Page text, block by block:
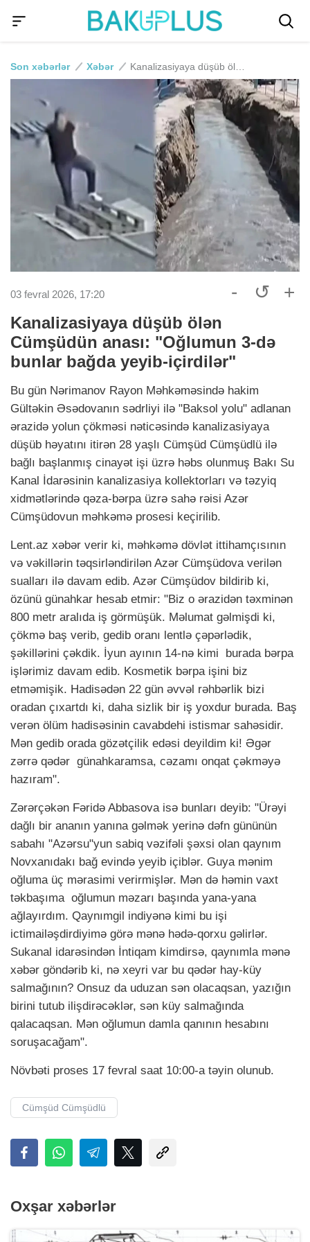
Son xəbərlər Xəbər
03 fevral 2026, 17:20 - ↺ +
Kanalizasiyaya düşüb ölən
Cümşüdün anası: "Oğlumun 3-də
bunlar bağda yeyib-içirdilər"
Bu gün Nərimanov Rayon Məhkəməsində hakim
Gültəkin Əsədovanın sədrliyi ilə "Baksol yolu" adlanan
ərazidə yolun çökməsi nəticəsində kanalizasiyaya
düşüb həyatını itirən 28 yaşlı Cümşüd Cümşüdlü ilə
bağlı başlanmış cinayət işi üzrə həbs olunmuş Bakı Su
Kanal İdarəsinin kanalizasiya kollektorları və təzyiq
xidmətlərində qəza-bərpa üzrə sahə rəisi Azər
Cümşüdovun məhkəmə prosesi keçirilib.
Lent.az xəbər verir ki, məhkəmə dövlət ittihamçısının
və vəkillərin təqsirləndirilən Azər Cümşüdova verilən
sualları ilə davam edib. Azər Cümşüdov bildirib ki,
özünü günahkar hesab etmir: "Biz o ərazidən təxminən
800 metr aralıda iş görmüşük. Məlumat gəlmişdi ki,
çökmə baş verib, gedib oranı lentlə çəpərlədik,
şəkillərini çəkdik. İyun ayının 14-nə kimi burada bərpa
işlərimiz davam edib. Kosmetik bərpa işini biz
etməmişik. Hadisədən 22 gün əvvəl rəhbərlik bizi
oradan çıxartdı ki, daha sizlik bir iş yoxdur burada. Baş
verən ölüm hadisəsinin cavabdehi istismar sahəsidir.
Mən gedib orada gözətçilik edəsi deyildim ki! Əgər
zərrə qədər günahkaramsa, cəzamı onqat çəkməyə
hazıram".
Zərərçəkən Fəridə Abbasova isə bunları deyib: "Ürəyi
dağlı bir ananın yanına gəlmək yerinə dəfn gününün
sabahı "Azərsu"yun sabiq vəzifəli şəxsi olan qaynım
Novxanıdakı bağ evində yeyib içiblər. Guya mənim
oğluma üç mərasimi verirmişlər. Mən də həmin vaxt
təkbaşıma oğlumun məzarı başında yana-yana
ağlayırdım. Qaynımgil indiyənə kimi bu işi
ictimailəşdirdiyimə görə mənə hədə-qorxu gəlirlər.
Sukanal idarəsindən İntiqam kimdirsə, qaynımla mənə
xəbər göndərib ki, nə xeyri var bu qədər hay-küy
salmağının? Onsuz da uduzan sən olacaqsan, yazığın
birini tutub ilişdirəcəklər, sən küy salmağında
qalacaqsan. Mən oğlumun damla qanının hesabını
soruşacağam".
Növbəti proses 17 fevral saat 10:00-a təyin olunub.
Cümşüd Cümşüdlü
Oxşar xəbərlər